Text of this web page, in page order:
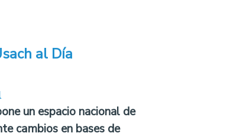
al Día
un espacio nacional de
cambios en bases de